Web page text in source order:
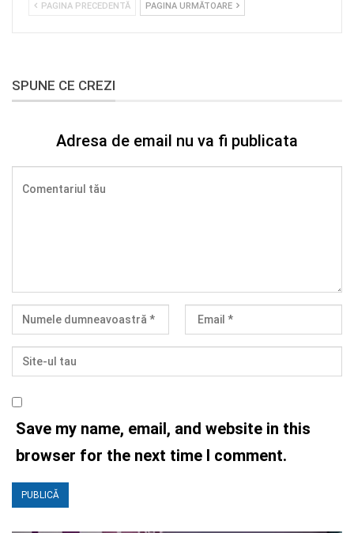
PAGINA PRECEDENTĂ PAGINA URMĂTOARE
SPUNE CE CREZI
Adresa de email nu va fi publicata
Save my name, email, and website in this
browser for the next time I comment.